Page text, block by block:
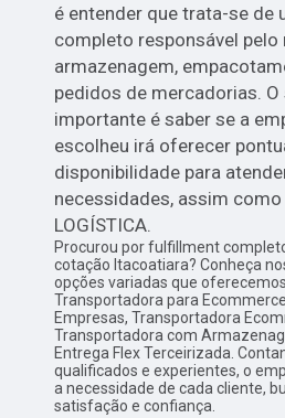
é entender que trata-se de
completo responsável pelo
armazenagem,
pedidos de mercadorias.
importante é saber se a
escolheu irá oferecer
disponibilidade para
necessidades, assim como
LOGÍSTICA.
Procurou por fulfillment
cotação Itacoatiara? Conheça
opções variadas que
Transportadora para
Empresas, Transportadora
Transportadora com
Entrega Flex Terceirizada.
qualificados e experientes, o
a necessidade de cada cliente,
satisfação e confiança.